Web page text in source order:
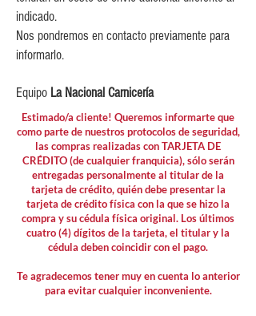
indicado.
Nos pondremos en contacto previamente para
informarlo.
Equipo La Nacional Carnicería
Estimado/a cliente! Queremos informarte que
como parte de nuestros protocolos de seguridad,
las compras realizadas con TARJETA DE
CRÉDITO (de cualquier franquicia), sólo serán
entregadas personalmente al titular de la
tarjeta de crédito, quién debe presentar la
tarjeta de crédito física con la que se hizo la
compra y su cédula física original. Los últimos
cuatro (4) dígitos de la tarjeta, el titular y la
cédula deben coincidir con el pago.
Te agradecemos tener muy en cuenta lo anterior
para evitar cualquier inconveniente.